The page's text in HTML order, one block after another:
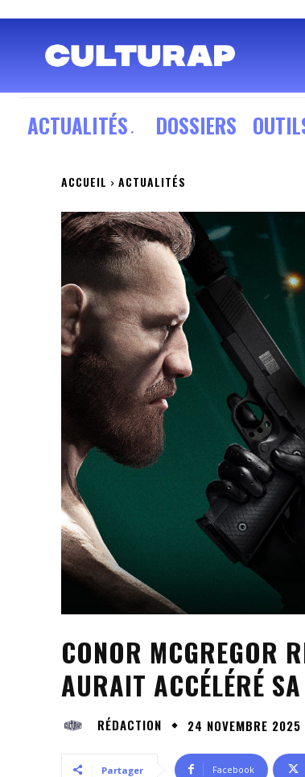
ACTUALITÉS DOSSIERS
ACCUEIL ACTUALITÉS
CONOR MCGREGOR
AURAIT ACCÉLÉRÉ
RÉDACTION 24 NOVEMBRE 2025
Partager Facebook